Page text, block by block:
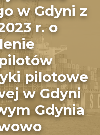
w Gdyni z
r. o
pilotowe
w Gdyni
Gdynia